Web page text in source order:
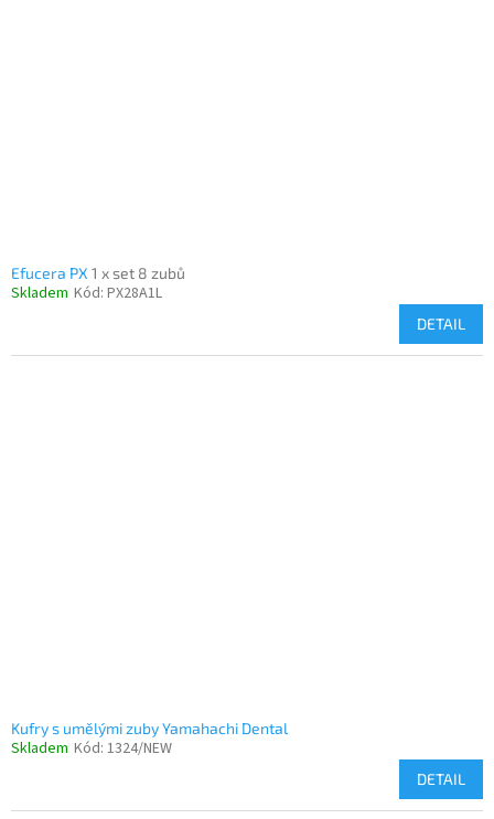
Efucera PX 1 x set 8 zubů
Skladem Kód: PX28A1L
DETAIL
Kufry s umělými zuby Yamahachi Dental
Skladem Kód: 1324/NEW
DETAIL